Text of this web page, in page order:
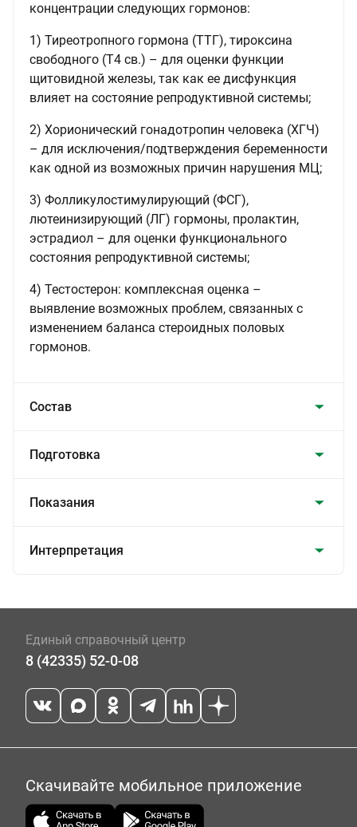
концентрации следующих гормонов:
1) Тиреотропного гормона (ТТГ), тироксина
свободного (Т4 св.) – для оценки функции
щитовидной железы, так как ее дисфункция
влияет на состояние репродуктивной системы;
2) Хорионический гонадотропин человека (ХГЧ)
– для исключения/подтверждения беременности
как одной из возможных причин нарушения МЦ;
3) Фолликулостимулирующий (ФСГ),
лютеинизирующий (ЛГ) гормоны, пролактин,
эстрадиол – для оценки функционального
состояния репродуктивной системы;
4) Тестостерон: комплексная оценка –
выявление возможных проблем, связанных с
изменением баланса стероидных половых
гормонов.
Состав
Подготовка
Показания
Интерпретация
Единый справочный центр
8 (42335) 52-0-08
Скачивайте мобильное приложение